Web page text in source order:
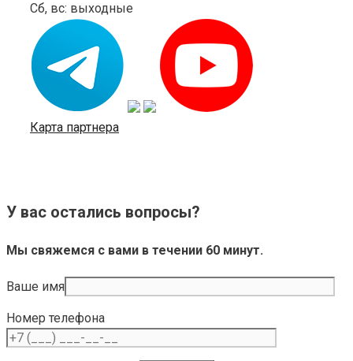
Сб, вс: выходные
Карта партнера
У вас остались вопросы?
Мы свяжемся с вами в течении 60 минут.
Ваше имя
Номер телефона